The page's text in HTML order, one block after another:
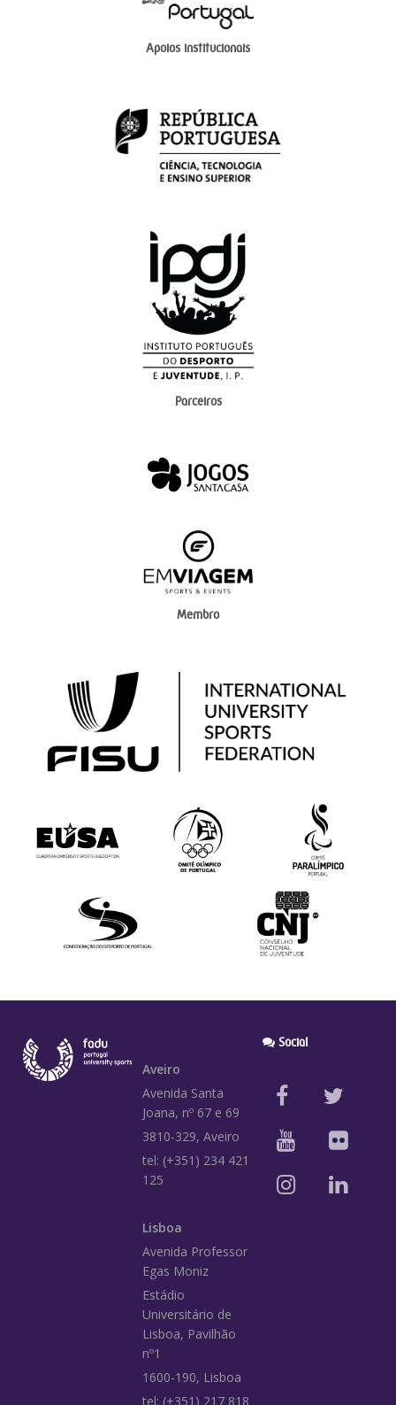
Apoios institucionais
Parceiros
Membro
Aveiro
Avenida Santa
Joana, nº 67 e 69
3810-329, Aveiro
tel: (+351) 234 421
125
Lisboa
Avenida Professor
Egas Moniz
Estádio
Universitário de
Lisboa, Pavilhão
nº1
1600-190, Lisboa
tel: (+351) 217 818
Social